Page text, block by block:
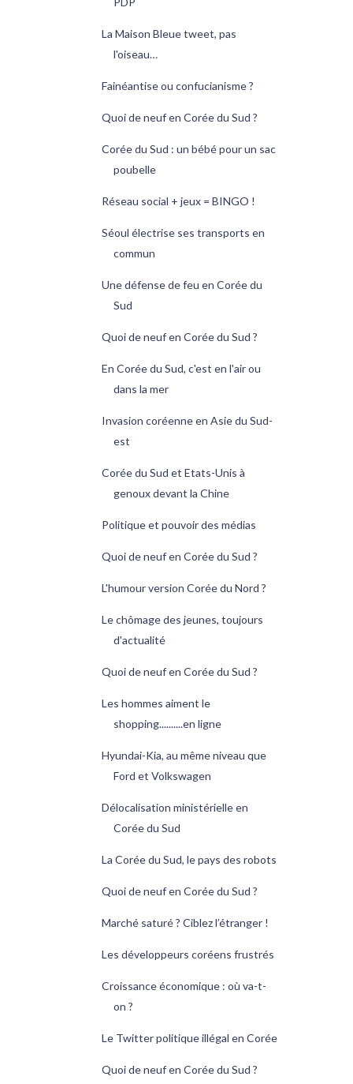
La Maison Bleue tweet, pas
l'oiseau…
Fainéantise ou confucianisme ?
Quoi de neuf en Corée du Sud ?
Corée du Sud : un bébé pour un sac
poubelle
Réseau social + jeux = BINGO !
Séoul électrise ses transports en
commun
Une défense de feu en Corée du
Sud
Quoi de neuf en Corée du Sud ?
En Corée du Sud, c'est en l'air ou
dans la mer
Invasion coréenne en Asie du Sud-
est
Corée du Sud et Etats-Unis à
genoux devant la Chine
Politique et pouvoir des médias
Quoi de neuf en Corée du Sud ?
L'humour version Corée du Nord ?
Le chômage des jeunes, toujours
d'actualité
Quoi de neuf en Corée du Sud ?
Les hommes aiment le
shopping..........en ligne
Hyundai-Kia, au même niveau que
Ford et Volkswagen
Délocalisation ministérielle en
Corée du Sud
La Corée du Sud, le pays des robots
Quoi de neuf en Corée du Sud ?
Marché saturé ? Ciblez l’étranger !
Les développeurs coréens frustrés
Croissance économique : où va-t-
on ?
Le Twitter politique illégal en Corée
Quoi de neuf en Corée du Sud ?